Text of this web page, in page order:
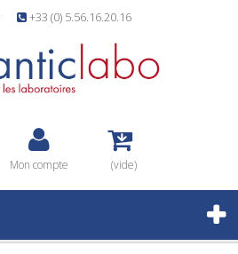
+33 (0) 5.56.16.20.16
Mon compte (vide)